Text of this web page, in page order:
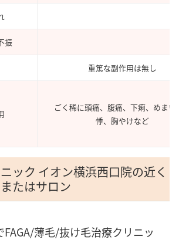
振
重篤な副作用は無し
ごく稀に頭痛、腹痛、下痢、めまい
悸、胸やけなど
ック イオン横浜西口院の近く
たはサロン
薄毛/抜け毛治療クリニッ